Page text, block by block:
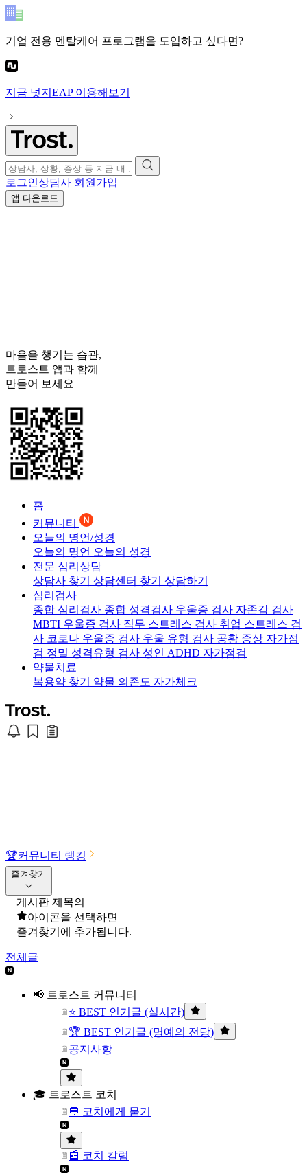
기업 전용 멘탈케어 프로그램을 도입하고 싶다면?
지금 넛지EAP이용해보기
로그인상담사 회원가입
앱 다운로드
마음을 챙기는 습관,
트로스트 앱과 함께
만들어 보세요
홈
커뮤니티
오늘의 명언/성경
오늘의 명언 오늘의 성경
전문 심리상담
상담사 찾기 상담센터 찾기 상담하기
심리검사
종합 심리검사 종합 성격검사 우울증 검사 자존감 검사
MBTI 우울증 검사 직무 스트레스 검사 취업 스트레스 검
사 코로나 우울증 검사 우울 유형 검사 공황 증상 자가점
검 정밀 성격유형 검사 성인 ADHD 자가점검
약물치료
복용약 찾기 약물 의존도 자가체크
🏆커뮤니티 랭킹
즐겨찾기
게시판 제목의
아이콘을 선택하면
즐겨찾기에 추가됩니다.
전체글
📢 트로스트 커뮤니티
⭐ BEST 인기글 (실시간)
🏆 BEST 인기글 (명예의 전당)
공지사항
🎓 트로스트 코치
💬 코치에게 묻기
📰 코치 칼럼